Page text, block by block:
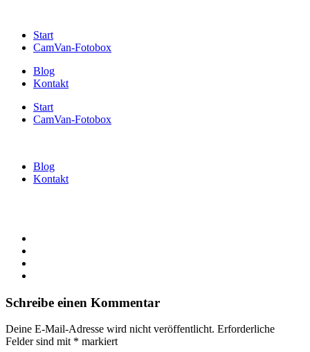
Start
CamVan-Fotobox
Blog
Kontakt
Start
CamVan-Fotobox
Blog
Kontakt
Schreibe einen Kommentar
Deine E-Mail-Adresse wird nicht veröffentlicht. Erforderliche
Felder sind mit * markiert